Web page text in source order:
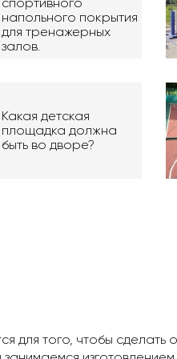
напольного покрытия
для тренажерных
залов.
Какая детская
площадка должна
быть во дворе?
для того, чтобы